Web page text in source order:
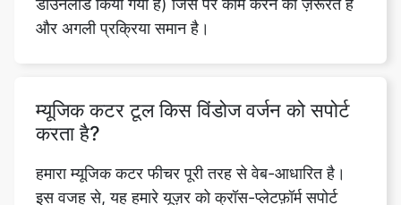
म्यूजिक कटर टूल किस विंडोज वर्जन को सपोर्ट
इस वजह से, यह हमारे यूज़र को क्रॉस-प्लेटफ़ॉर्म सपोर्ट
प्रदान करता है। इसका मतलब है कि हमारा टूल विंडोज के
सभी वर्जन को सपोर्ट करता है। अधिक सामान्य शब्दों में, यह
सभी ऑपरेटिंग सिस्टम के सभी संस्करणों का समर्थन करता